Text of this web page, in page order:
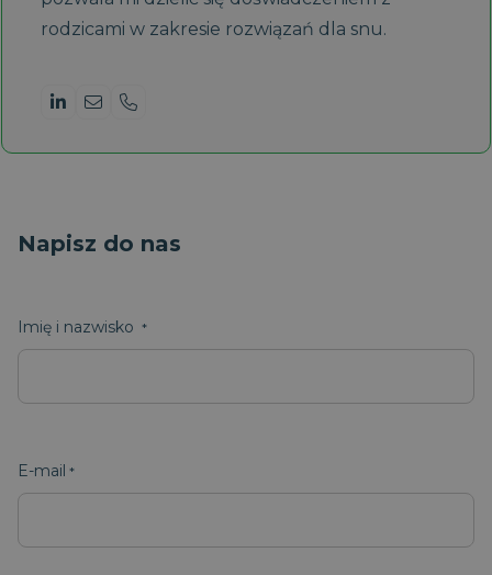
rodzicami w zakresie rozwiązań dla snu.
Napisz do nas
Imię i nazwisko
E-mail